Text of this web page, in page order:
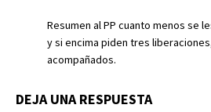
Resumen al PP cuanto menos se
y si encima piden tres
acompañados.
DEJA UNA RESPUESTA